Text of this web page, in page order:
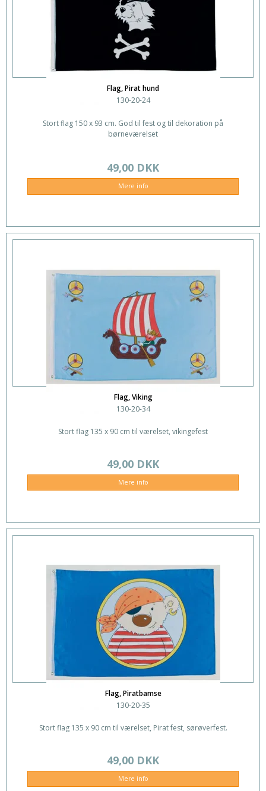
Flag, Pirat hund
130-20-24
Stort flag 150 x 93 cm. God til fest og til dekoration på
børneværelset
49,00 DKK
Mere info
Flag, Viking
130-20-34
Stort flag 135 x 90 cm til værelset, vikingefest
49,00 DKK
Mere info
Flag, Piratbamse
130-20-35
Stort flag 135 x 90 cm til værelset, Pirat fest, sørøverfest.
49,00 DKK
Mere info